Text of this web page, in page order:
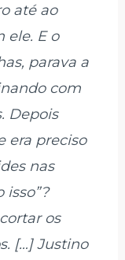
até ao
ele. E o
parava a
com
Depois
era preciso
nas
isso”?
os
[…] Justino